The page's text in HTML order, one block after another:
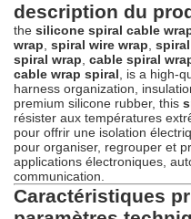
description du
the silicone spiral cable
wrap spiral wire wrap
spiral wrap cable spiral
cable wrap spiral , is a high-
harness organization,
premium silicone rubber, this
résister aux températures
pour offrir une isolation
pour organiser, regrouper et
applications électroniques,
communication.
Caractéristiques